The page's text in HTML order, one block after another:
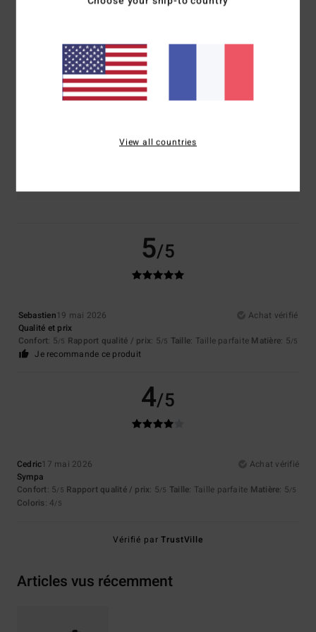
5.0
Taille
5/5
Sebastien19 mai 2026
Achat vérifié
Qualité et prix
Confort: 5/5 Rapport qualité / prix: 5/5 Taille: Taille parfaite Matière: 5/5
Je recommande ce produit
4/5
Cedric17 mai 2026
Achat vérifié
Sympa
Confort: 5/5 Rapport qualité / prix: 5/5 Taille: Taille parfaite Matière: 5/5
Coloris: 4/5
Vérifié parTrustVille
Articles vus récemment
View all countries